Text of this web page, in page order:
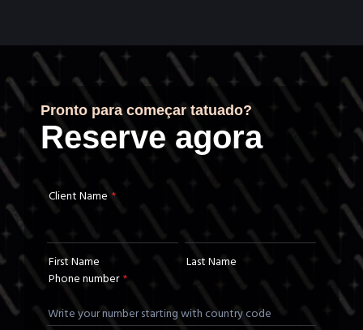
Reserve agora
Pronto para começar tatuado?